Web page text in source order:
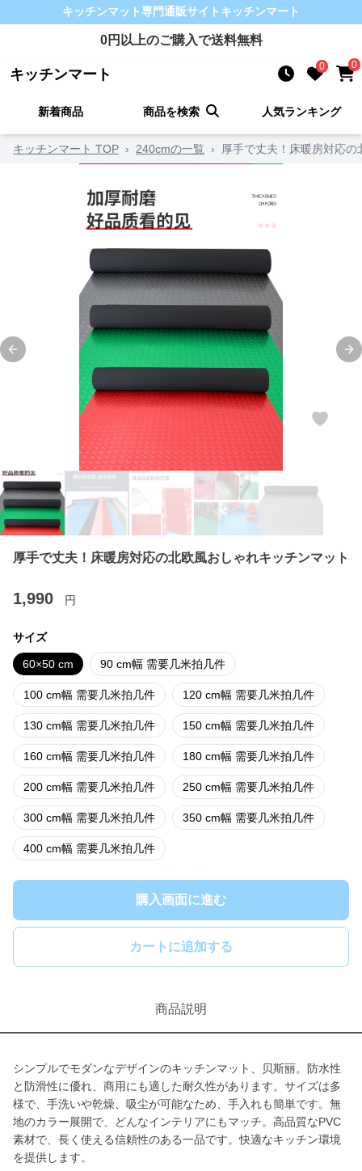
キッチンマット専門通販サイト キッチンマート
0円以上のご購入で送料無料
キッチンマート 0 0
新着商品 商品を検索 人気ランキング
キッチンマート TOP › 240cmの一覧 › 厚手で丈夫！床暖房対応
Previous slide
厚手で丈夫！床暖房対応の北欧風おしゃれキッチンマット
1,990 円
サイズ
60×50 cm 90 cm幅 需要几米拍几件
100 cm幅 需要几米拍几件 120 cm幅 需要几米拍几件
130 cm幅 需要几米拍几件 150 cm幅 需要几米拍几件
160 cm幅 需要几米拍几件 180 cm幅 需要几米拍几件
200 cm幅 需要几米拍几件 250 cm幅 需要几米拍几件
300 cm幅 需要几米拍几件 350 cm幅 需要几米拍几件
400 cm幅 需要几米拍几件
購入画面に進む
カートに追加する
商品説明
シンプルでモダンなデザインのキッチンマット、贝斯丽。防水性
と防滑性に優れ、商用にも適した耐久性があります。サイズは多
様で、手洗いや乾燥、吸尘が可能なため、手入れも簡単です。無
地のカラー展開で、どんなインテリアにもマッチ。高品質なPVC
素材で、長く使える信頼性のある一品です。快適なキッチン環境
を提供します。